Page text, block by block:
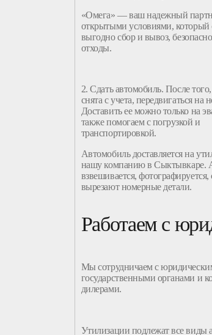
«Омега» — ваш надежный
открытыми условиями, который
выгодно сбори вывоз,
отходы.
2. Сдать автомобиль. После
снята сучета, передвигаться на
Доставить ее можно только на
также помогаем с погрузкой и
транспортировкой.
Автомобильдоставляется на
нашукомпаниюв Сыктывкаре.
взвешивается,
вырезают номерные детали.
Работаем с
Мы сотрудничаем с
государственными органами и
дилерами.
Утилизации подлежат все виды